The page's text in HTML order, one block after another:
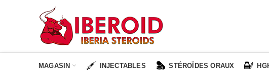
MAGASIN INJECTABLES STÉROÏDES ORAUX